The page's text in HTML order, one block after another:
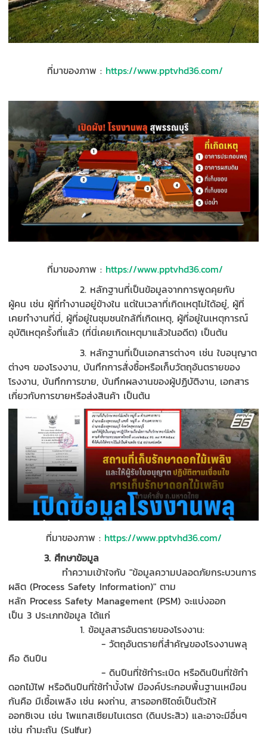
ที่มาของภาพ : https://www.pptvhd36.com/
ที่มาของภาพ : https://www.pptvhd36.com/
2. หลักฐานที่เป็นข้อมูลจากการพูดคุยกับ
ผู้คน เช่น ผู้ที่ทำงานอยู่ข้างใน แต่ในเวลาที่เกิดเหตุไม่ได้อยู่, ผู้ที่
เคยทำงานที่นี่, ผู้ที่อยู่ในชุมชนใกล้ที่เกิดเหตุ, ผู้ที่อยู่ในเหตุการณ์
อุบัติเหตุครั้งที่แล้ว (ที่นี่เคยเกิดเหตุมาแล้วในอดีต) เป็นต้น
3. หลักฐานที่เป็นเอกสารต่างๆ เช่น ใบอนุญาต
ต่างๆ ของโรงงาน, บันทึกการสั่งซื้อหรือเก็บวัตถุอันตรายของ
โรงงาน, บันทึกการขาย, บันทึกผลงานของผู้ปฏิบัติงาน, เอกสาร
เกี่ยวกับการขายหรือส่งสินค้า เป็นต้น
ที่มาของภาพ : https://www.pptvhd36.com/
3. ศึกษาข้อมูล
ทำความเข้าใจกับ "ข้อมูลความปลอดภัยกระบวนการ
ผลิต (Process Safety Information)" ตาม
หลัก ProcessSafety Management (PSM) จะแบ่งออก
เป็น3 ประเภทข้อมูล ได้แก่
1. ข้อมูลสารอันตรายของโรงงาน:
- วัตถุอันตรายที่สำคัญของโรงงานพลุ
คือดินปืน
-ดินปืนที่ใช้ทำระเบิด หรือดินปืนที่ใช้ทำ
ดอกไม้ไฟ หรือดินปืนที่ใช้ทำบั้งไฟ มีองค์ประกอบพื้นฐานเหมือน
กันคือ มีเชื้อเพลิง เช่น ผงถ่าน,สารออกซิไดซ์เป็นตัวให้
ออกซิเจน เช่นโพแทสเซียมไนเตรต (ดินประสิว) และอาจะมีอื่นๆ
เช่น กมะถัน (Sulfur)